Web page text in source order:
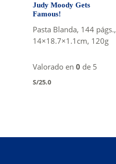
Judy Moody Gets
Famous!
Pasta Blanda, 144 págs.,
14×18.7×1.1cm, 120g
Valorado en0 de 5
S/25.0